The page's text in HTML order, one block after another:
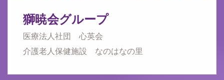
獅暁会グループ
医療法人社団 心英会
介護老人保健施設 なのはなの里